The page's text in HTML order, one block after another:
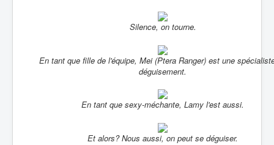
Silence, on tourne.
En tant que fille de l'équipe, Mei (Ptera Ranger) est une
déguisement.
En tant que sexy-méchante, Lamy l'est aussi.
Et alors? Nous aussi, on peut se déguiser.